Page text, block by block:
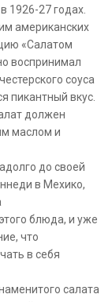
1926-27 годах.
американских
«Салатом
воспринимал
соуса
пикантный вкус.
должен
маслом и
до своей
в Мехико,
блюда, и уже
что
в себя
салата